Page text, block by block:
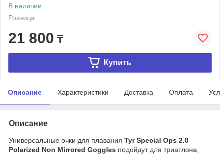
В наличии
Розница
21 800 ₸
Купить
Описание Характеристики Доставка Оплата
Описание
Универсальные очки для плавания Tyr Special Ops 2.0
Polarized Non Mirrored Goggles​ подойдут для триатлона,